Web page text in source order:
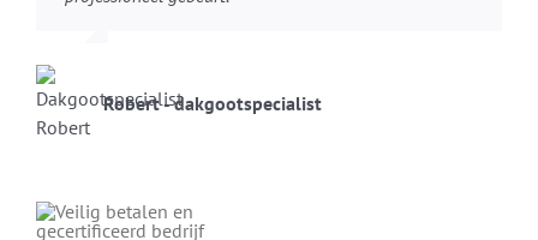
Robert - dakgootspecialist